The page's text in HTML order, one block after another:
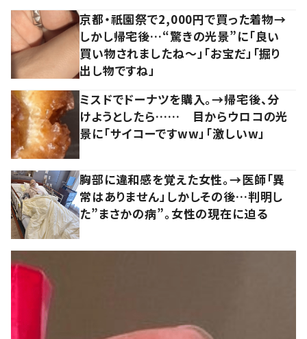
京都・祇園祭で2,000円で買った着物→
しかし帰宅後…“驚きの光景”に「良い
買い物されましたね～」「お宝だ」「掘り
出し物ですね」
ミスドでドーナツを購入。→帰宅後、分
けようとしたら…… 目からウロコの光
景に「サイコーですww」「激しいw」
胸部に違和感を覚えた女性。→医師「異
常はありません」しかしその後…判明し
た”まさかの病”。女性の現在に迫る